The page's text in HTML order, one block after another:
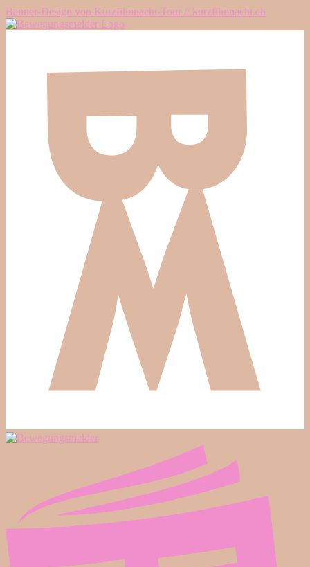
Banner-Design von Kurzfilmnacht-Tour // kurzfilmnacht.ch